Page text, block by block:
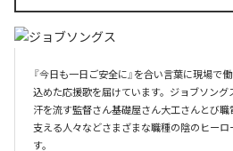
『今日も一日ご安全に』を合い言葉に現場で
込めた応援歌を届けています。ジョブソング
汗を流す監督さん基礎屋さん大工さんとび
支える人々などさまざまな職種の陰のヒー
す。